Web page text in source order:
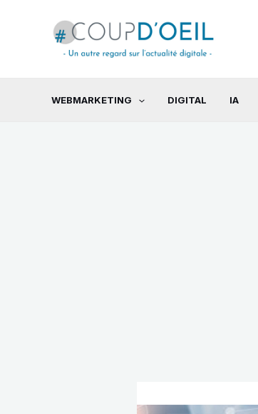
WEBMARKETING DIGITAL IA